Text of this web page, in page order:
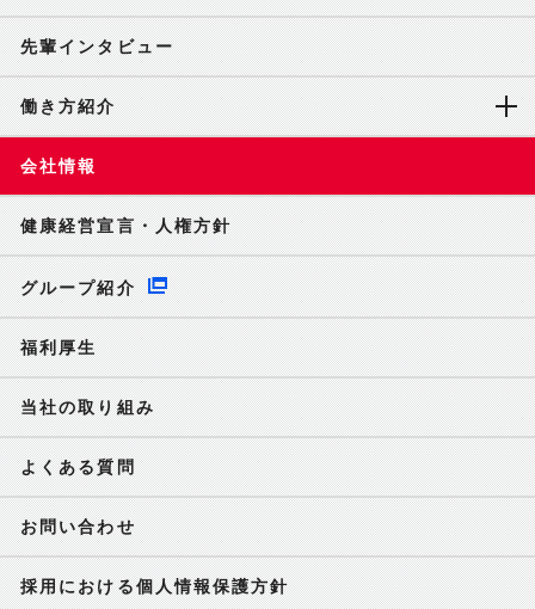
先輩インタビュー
働き方紹介
会社情報
健康経営宣言・人権方針
グループ紹介
福利厚生
当社の取り組み
よくある質問
お問い合わせ
採用における個人情報保護方針